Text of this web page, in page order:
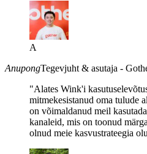
A
AnupongTegevjuht & asutaja -
"Alates Wink'i
mitmekesistanud oma tulude
on võimaldanud meil
kanaleid, mis on toonud
olnud meie kasvustrateegia